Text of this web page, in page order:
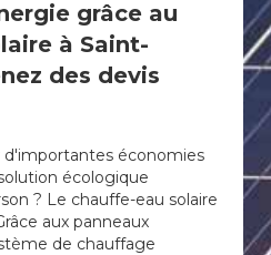
grâce au
à Saint-
des devis
d'importantes économies
écologique
? Le chauffe-eau solaire
aux panneaux
de chauffage